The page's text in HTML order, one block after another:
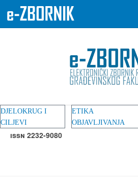
DJELOKRUG I
CILJEVI
ETIKA
OBJAVLJIVANJA
ISSN 2232-9080